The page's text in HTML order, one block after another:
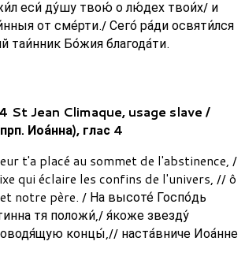
еси́ ду́шу твою́ о лю́дех твои́х/ и
от сме́рти./ Сего́ ра́ди освяти́лся
таи́нник Бо́жия благода́ти.
St Jean Climaque, usage slave /
Иоа́нна), глaс 4
t'a placé au sommet de l'abstinence, /
qui éclaire les confins de l'univers, // ô
notre père. / На высоте́ Госпо́дь
тя положи́,/ я́коже звезду́
концы́,// наста́вниче Иоа́нне